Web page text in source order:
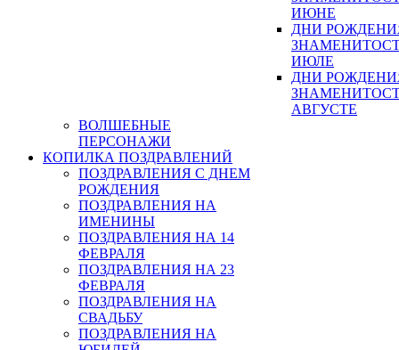
ИЮНЕ
ДНИ
ИЮЛЕ
ДНИ
АВГУСТЕ
ВОЛШЕБНЫЕ
ПЕРСОНАЖИ
КОПИЛКА ПОЗДРАВЛЕНИЙ
ПОЗДРАВЛЕНИЯ С ДНЕМ
РОЖДЕНИЯ
ПОЗДРАВЛЕНИЯ НА
ИМЕНИНЫ
ПОЗДРАВЛЕНИЯ НА 14
ФЕВРАЛЯ
ПОЗДРАВЛЕНИЯ НА 23
ФЕВРАЛЯ
ПОЗДРАВЛЕНИЯ НА
СВАДЬБУ
ПОЗДРАВЛЕНИЯ НА